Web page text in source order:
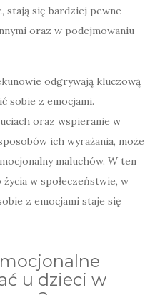
stają się bardziej pewne
oraz w podejmowaniu
odgrywają kluczową
sobie z emocjami.
oraz wspieranie w
ich wyrażania, może
maluchów. W ten
w społeczeństwie, w
z emocjami staje się
u dzieci w